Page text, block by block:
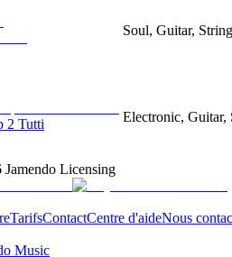
Soul, Guitar,
2 Tutti
Electronic, Guitar,
Jamendo Licensing
TarifsContactCentre d'aideNous
Music